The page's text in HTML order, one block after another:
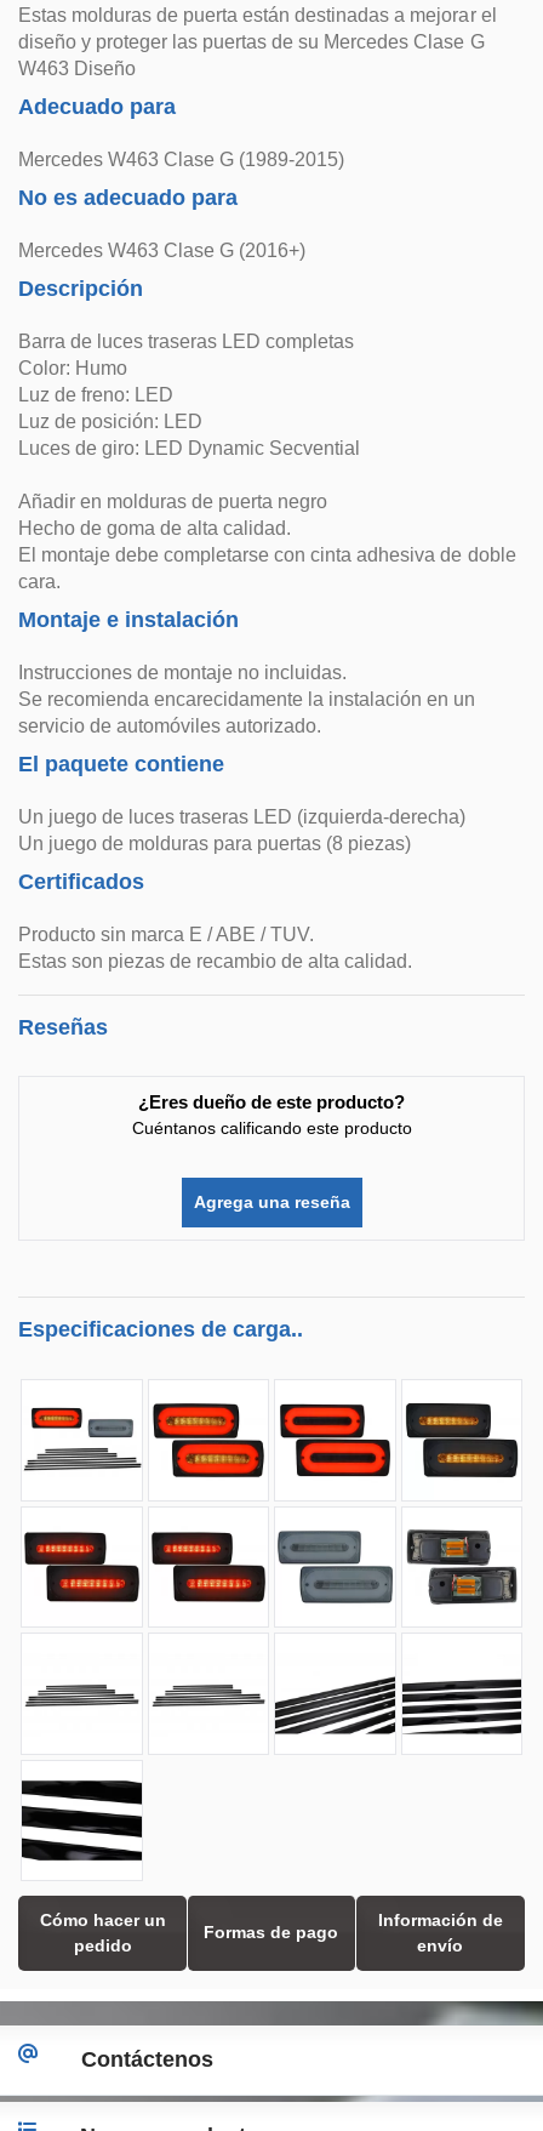
Estas molduras de puerta están destinadas a mejorar el
diseño y proteger las puertas de su Mercedes Clase G
W463 Diseño
Adecuado para
Mercedes W463 Clase G (1989-2015)
No es adecuado para
Mercedes W463 Clase G (2016+)
Descripción
Barra de luces traseras LED completas
Color: Humo
Luz de freno: LED
Luz de posición: LED
Luces de giro: LED Dynamic Secvential
Añadir en molduras de puerta negro
Hecho de goma de alta calidad.
El montaje debe completarse con cinta adhesiva de doble
cara.
Montaje e instalación
Instrucciones de montaje no incluidas.
Se recomienda encarecidamente la instalación en un
servicio de automóviles autorizado.
El paquete contiene
Un juego de luces traseras LED (izquierda-derecha)
Un juego de molduras para puertas (8 piezas)
Certificados
Producto sin marca E / ABE / TUV.
Estas son piezas de recambio de alta calidad.
Reseñas
¿Eres dueño de este producto?
Cuéntanos calificando este producto
Agrega una reseña
Especificaciones de carga..
Cómo hacer un
pedido
Formas de pago
Información de
envío
Contáctenos